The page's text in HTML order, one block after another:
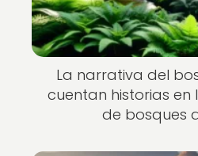
La narrativa del
cuentan historias en
de bosques